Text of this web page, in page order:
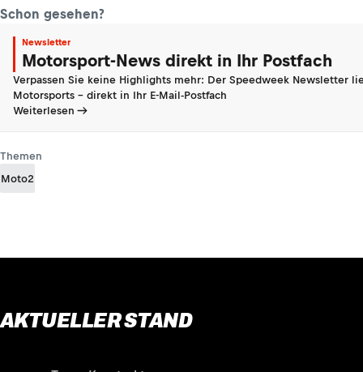
Schon gesehen?
Newsletter
Motorsport-News direkt in Ihr Postfach
Verpassen Sie keine Highlights mehr: Der Speedweek Newsletter
Motorsports - direkt in Ihr E-Mail-Postfach
Weiterlesen
Themen
Moto2
AKTUELLER STAND